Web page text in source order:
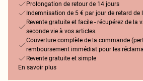
Prolongation de retour de 14 jours
Indemnisation de 5 € par jour de retard de
Revente gratuite et facile - récupérez de la
seconde vie à vos articles.
Couverture complète de la commande
remboursement immédiat pour les
Revente gratuite et simple
En savoir plus